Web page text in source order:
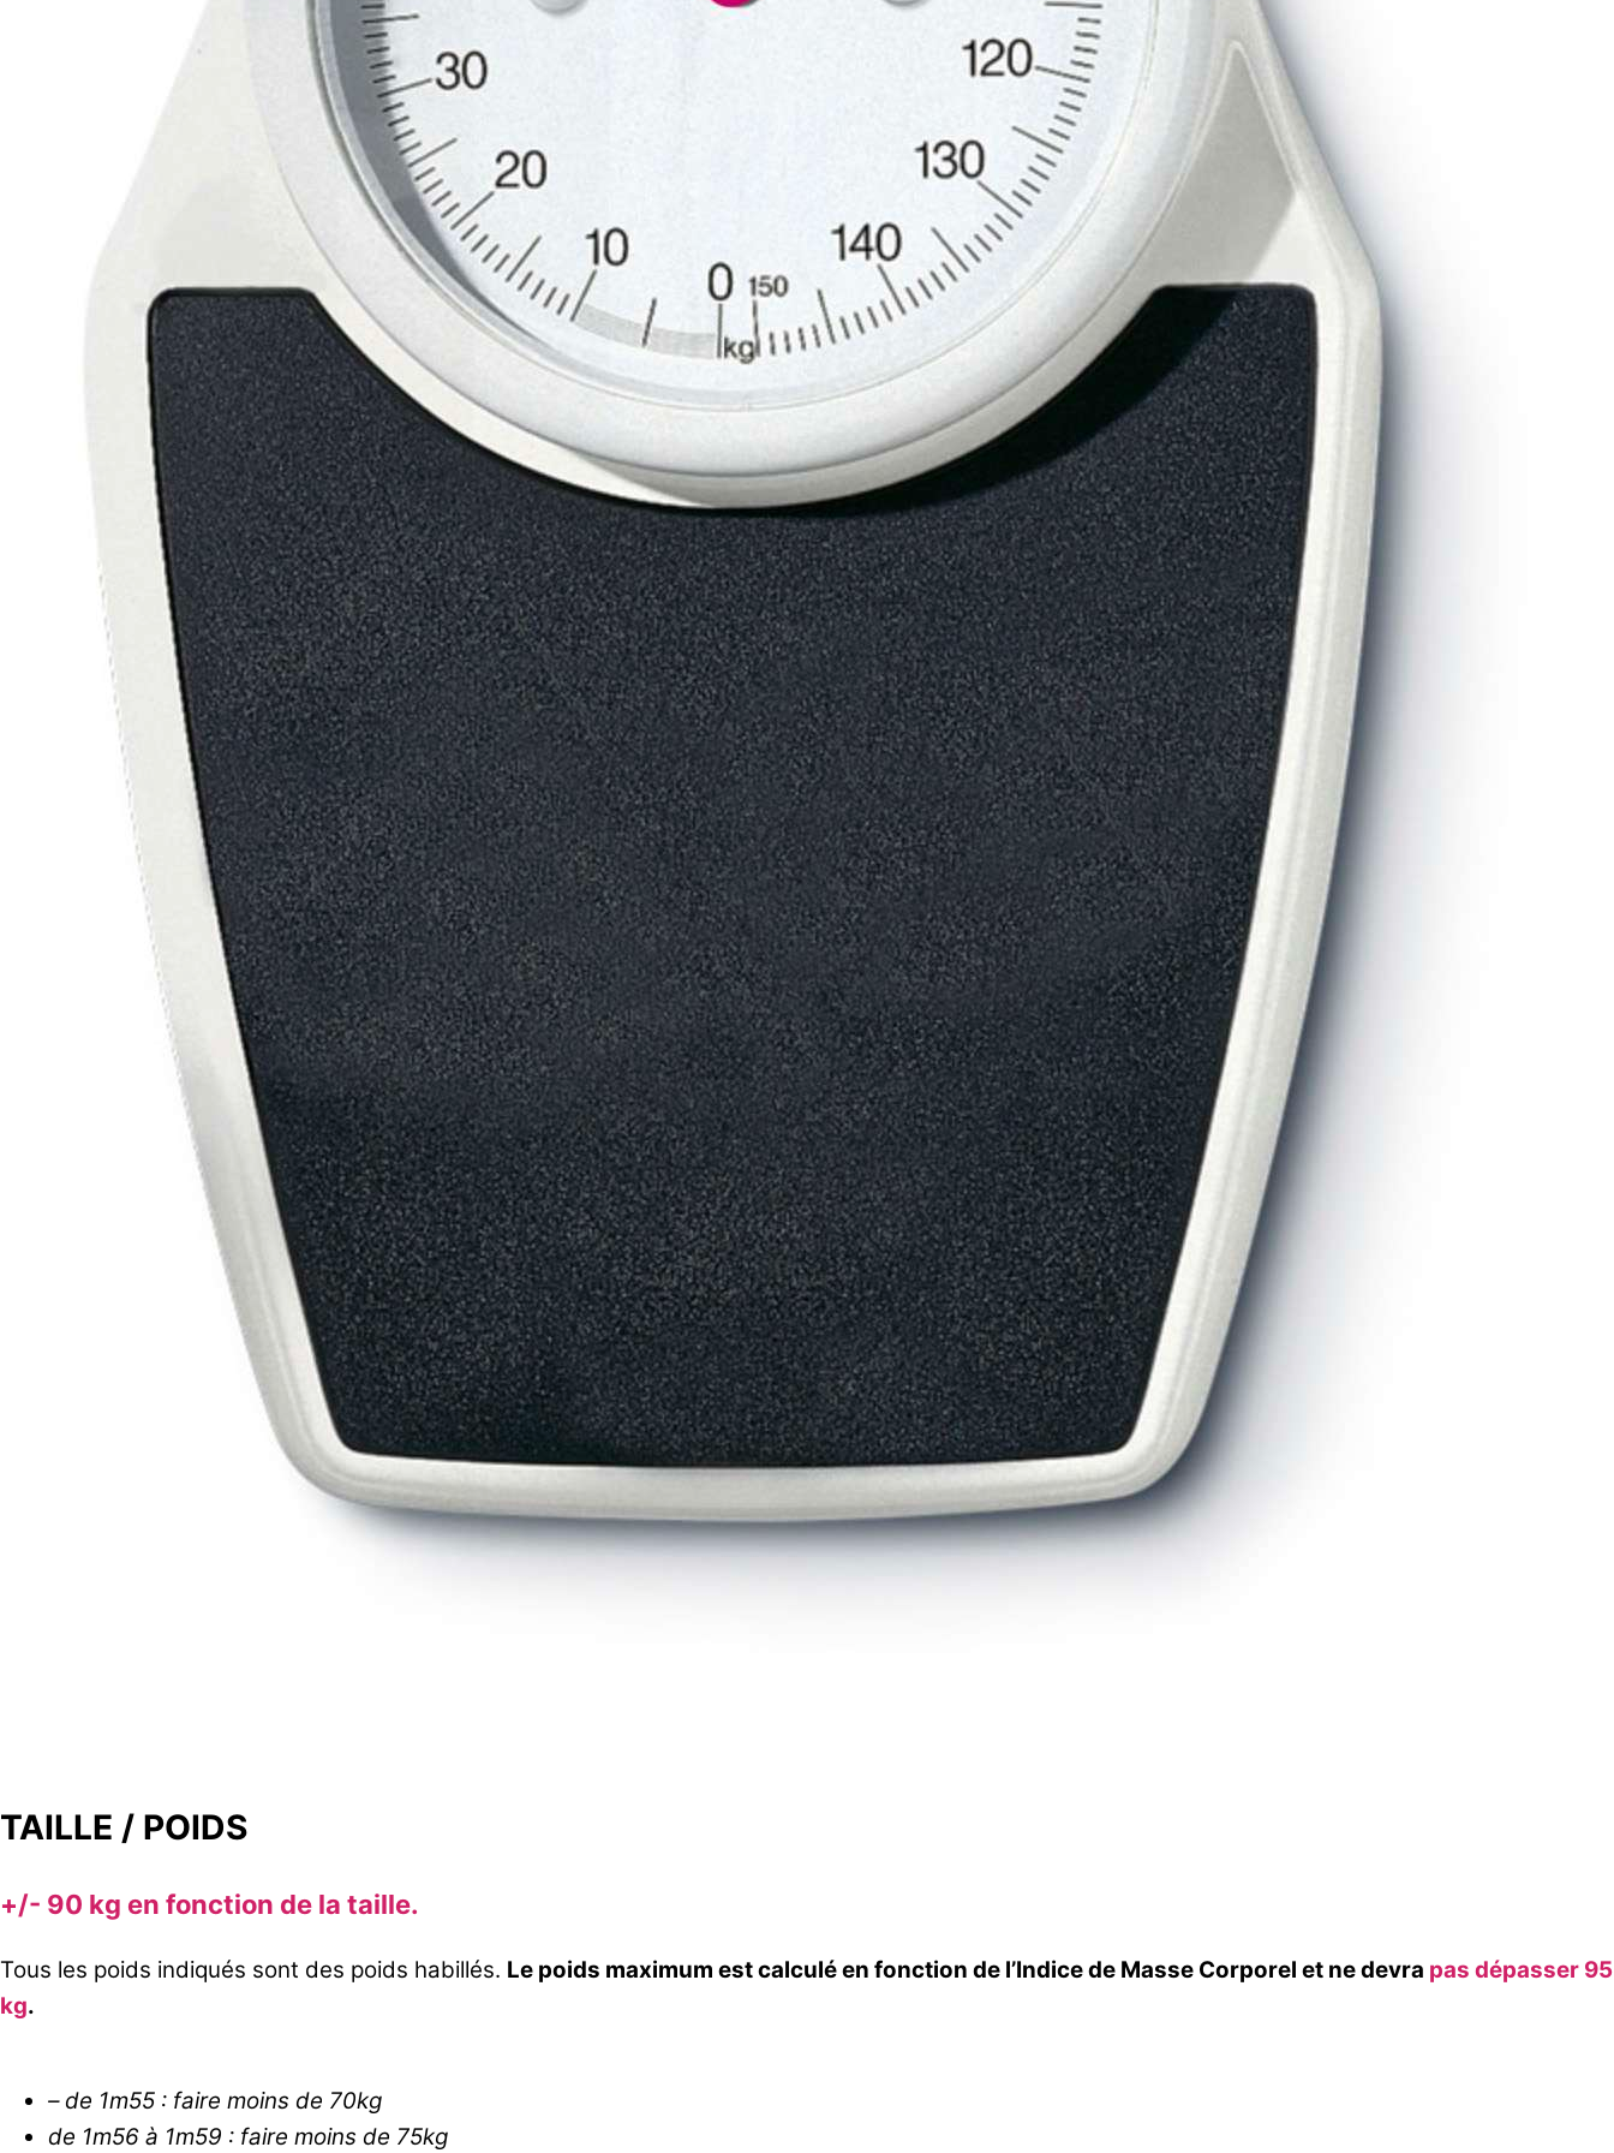
TAILLE / POIDS
+/- 90 kg en fonction de la taille.
Tous les poids indiqués sont des poids habillés. Le poids maximum est calculé en fonction de l’Indice de Masse Corporel et ne devra pas dépasser 95
kg.
– de 1m55 : faire moins de 70kg
de 1m56 à 1m59 : faire moins de 75kg